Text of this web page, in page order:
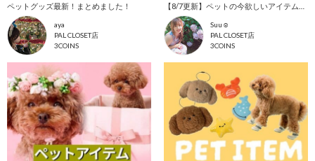
ペットグッズ最新！まとめました！
aya
PAL CLOSET店
3COINS
Suu☺︎
PAL CLOSET店
3COINS